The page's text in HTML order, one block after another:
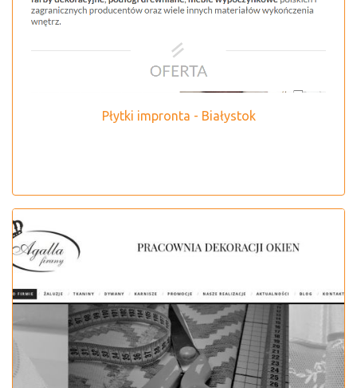
Płytki impronta - Białystok